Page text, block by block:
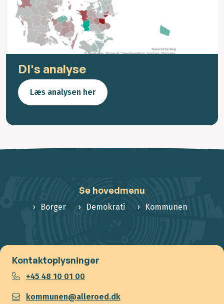
DI's analyse
Læs analysen her
Se hovedmenu
Borger Demokrati Kommunen
Kontaktoplysninger
+45 48 10 01 00
kommunen@alleroed.dk